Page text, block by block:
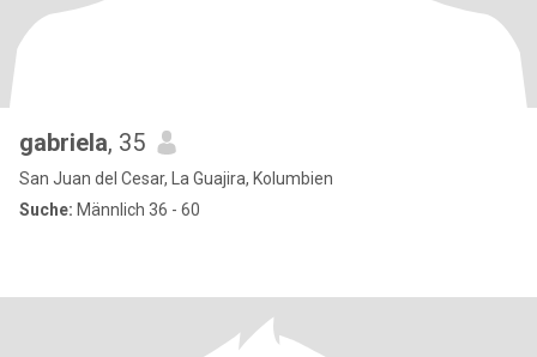
gabriela, 35
San Juan del Cesar, La Guajira, Kolumbien
Suche: Männlich 36 - 60